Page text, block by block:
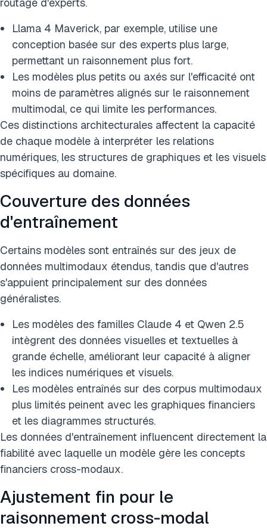
Llama 4 Maverick, par exemple, utilise une
conception basée sur des experts plus large,
permettant un raisonnement plus fort.
Les modèles plus petits ou axés sur l'efficacité ont
moins de paramètres alignés sur le raisonnement
multimodal, ce qui limite les performances.
Ces distinctions architecturales affectent la capacité
de chaque modèle à interpréter les relations
numériques, les structures de graphiques et les visuels
spécifiques au domaine.
Couverture des données
d'entraînement
Certains modèles sont entraînés sur des jeux de
données multimodaux étendus, tandis que d'autres
s'appuient principalement sur des données
généralistes.
Les modèles des familles Claude 4 et Qwen 2.5
intègrent des données visuelles et textuelles à
grande échelle, améliorant leur capacité à aligner
les indices numériques et visuels.
Les modèles entraînés sur des corpus multimodaux
plus limités peinent avec les graphiques financiers
et les diagrammes structurés.
Les données d'entraînement influencent directement la
fiabilité avec laquelle un modèle gère les concepts
financiers cross-modaux.
Ajustement fin pour le
raisonnement cross-modal